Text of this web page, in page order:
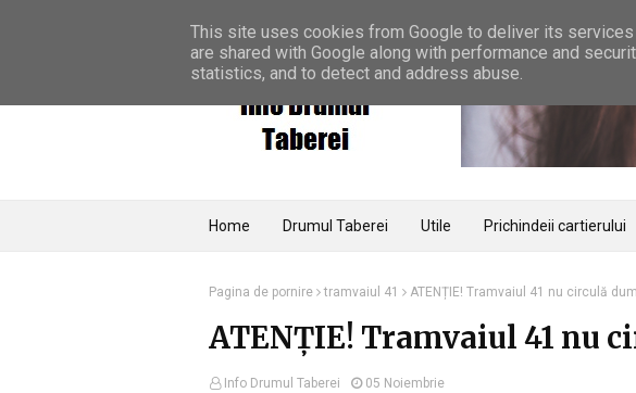
Home Drumul Taberei Utile Prichindeii cartierului
Pagina de pornire tramvaiul 41 ATENȚIE! Tramvaiul 41 nu circulă
ATENȚIE! Tramvaiul 41 nu
Info Drumul Taberei 05 Noiembrie
This site uses cookies from Google to deliver its
are shared with Google along with performance and
statistics, and to detect and address abuse.